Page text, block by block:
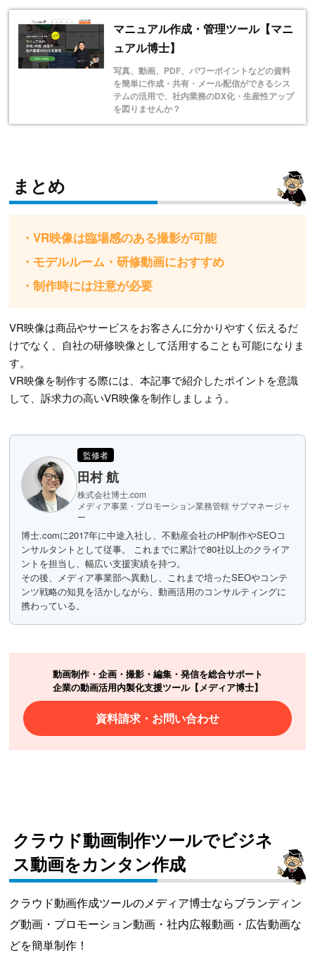
マニュアル作成・管理ツール【マニ
ュアル博士】
写真、動画、PDF、パワーポイントなどの資料
を簡単に作成・共有・メール配信ができるシス
テムの活用で、社内業務のDX化・生産性アップ
を図りませんか？
まとめ
・VR映像は臨場感のある撮影が可能
・モデルルーム・研修動画におすすめ
・制作時には注意が必要
VR映像は商品やサービスをお客さんに分かりやすく伝えるだ
けでなく、自社の研修映像として活用することも可能になりま
す。
VR映像を制作する際には、本記事で紹介したポイントを意識
して、訴求力の高いVR映像を制作しましょう。
監修者
田村 航
株式会社博士.com
メディア事業・プロモーション業務管轄 サブマネージャ
ー
博士.comに2017年に中途入社し、不動産会社のHP制作やSEOコ
ンサルタントとして従事。 これまでに累計で80社以上のクライア
ントを担当し、幅広い支援実績を持つ。
その後、メディア事業部へ異動し、これまで培ったSEOやコンテ
ンツ戦略の知見を活かしながら、動画活用のコンサルティングに
携わっている。
動画制作・企画・撮影・編集・発信を総合サポート
企業の動画活用内製化支援ツール【メディア博士】
資料請求・お問い合わせ
クラウド動画制作ツールでビジネ
ス動画をカンタン作成
クラウド動画作成ツールのメディア博士ならブランディン
グ動画・プロモーション動画・社内広報動画・広告動画な
どを簡単制作！